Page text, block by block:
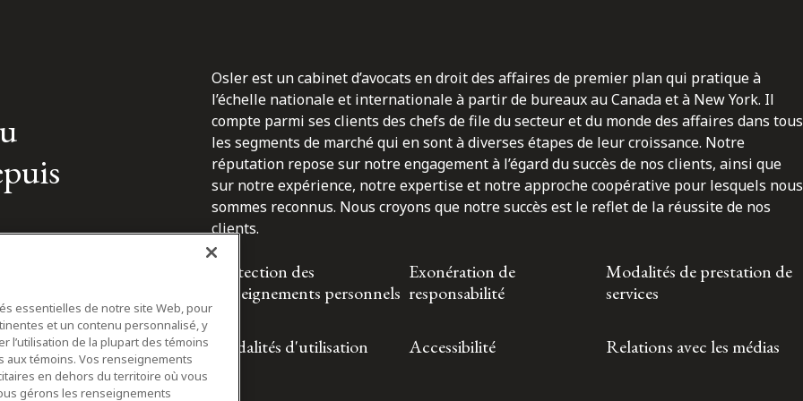
Osler est un cabinet d’avocats en droit des affaires de premier plan qui pratique à
l’échelle nationale et internationale à partir de bureaux au Canada et à New York. Il
compte parmi ses clients des chefs de file du secteur et du monde des affaires dans tous
les segments de marché qui en sont à diverses étapes de leur croissance. Notre
réputation repose sur notre engagement à l’égard du succès de nos clients, ainsi que
sur notre expérience, notre expertise et notre approche coopérative pour lesquels nous
sommes reconnus. Nous croyons que notre succès est le reflet de la réussite de nos
clients.
Protection des
renseignements personnels
Exonération de
responsabilité
Modalités de prestation de
services
Modalités d'utilisation Accessibilité Relations avec les médias
essentielles de notre site Web, pour
et un contenu personnalisé, y
l’utilisation de la plupart des témoins
témoins. Vos renseignements
en dehors du territoire où vous
gérons les renseignements